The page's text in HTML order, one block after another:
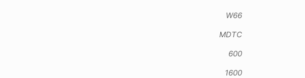
W66
MDTC
600
1600